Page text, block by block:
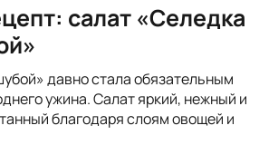
салат «Селедка
давно стала обязательным
ужина. Салат яркий, нежный и
благодаря слоям овощей и